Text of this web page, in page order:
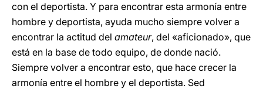
con el deportista. Y para encontrar esta armonía entre
hombre y deportista, ayuda mucho siempre volver a
encontrar la actitud del amateur, del «aficionado», que
está en la base de todo equipo, de donde nació.
Siempre volver a encontrar esto, que hace crecer la
armonía entre el hombre y el deportista. Sed